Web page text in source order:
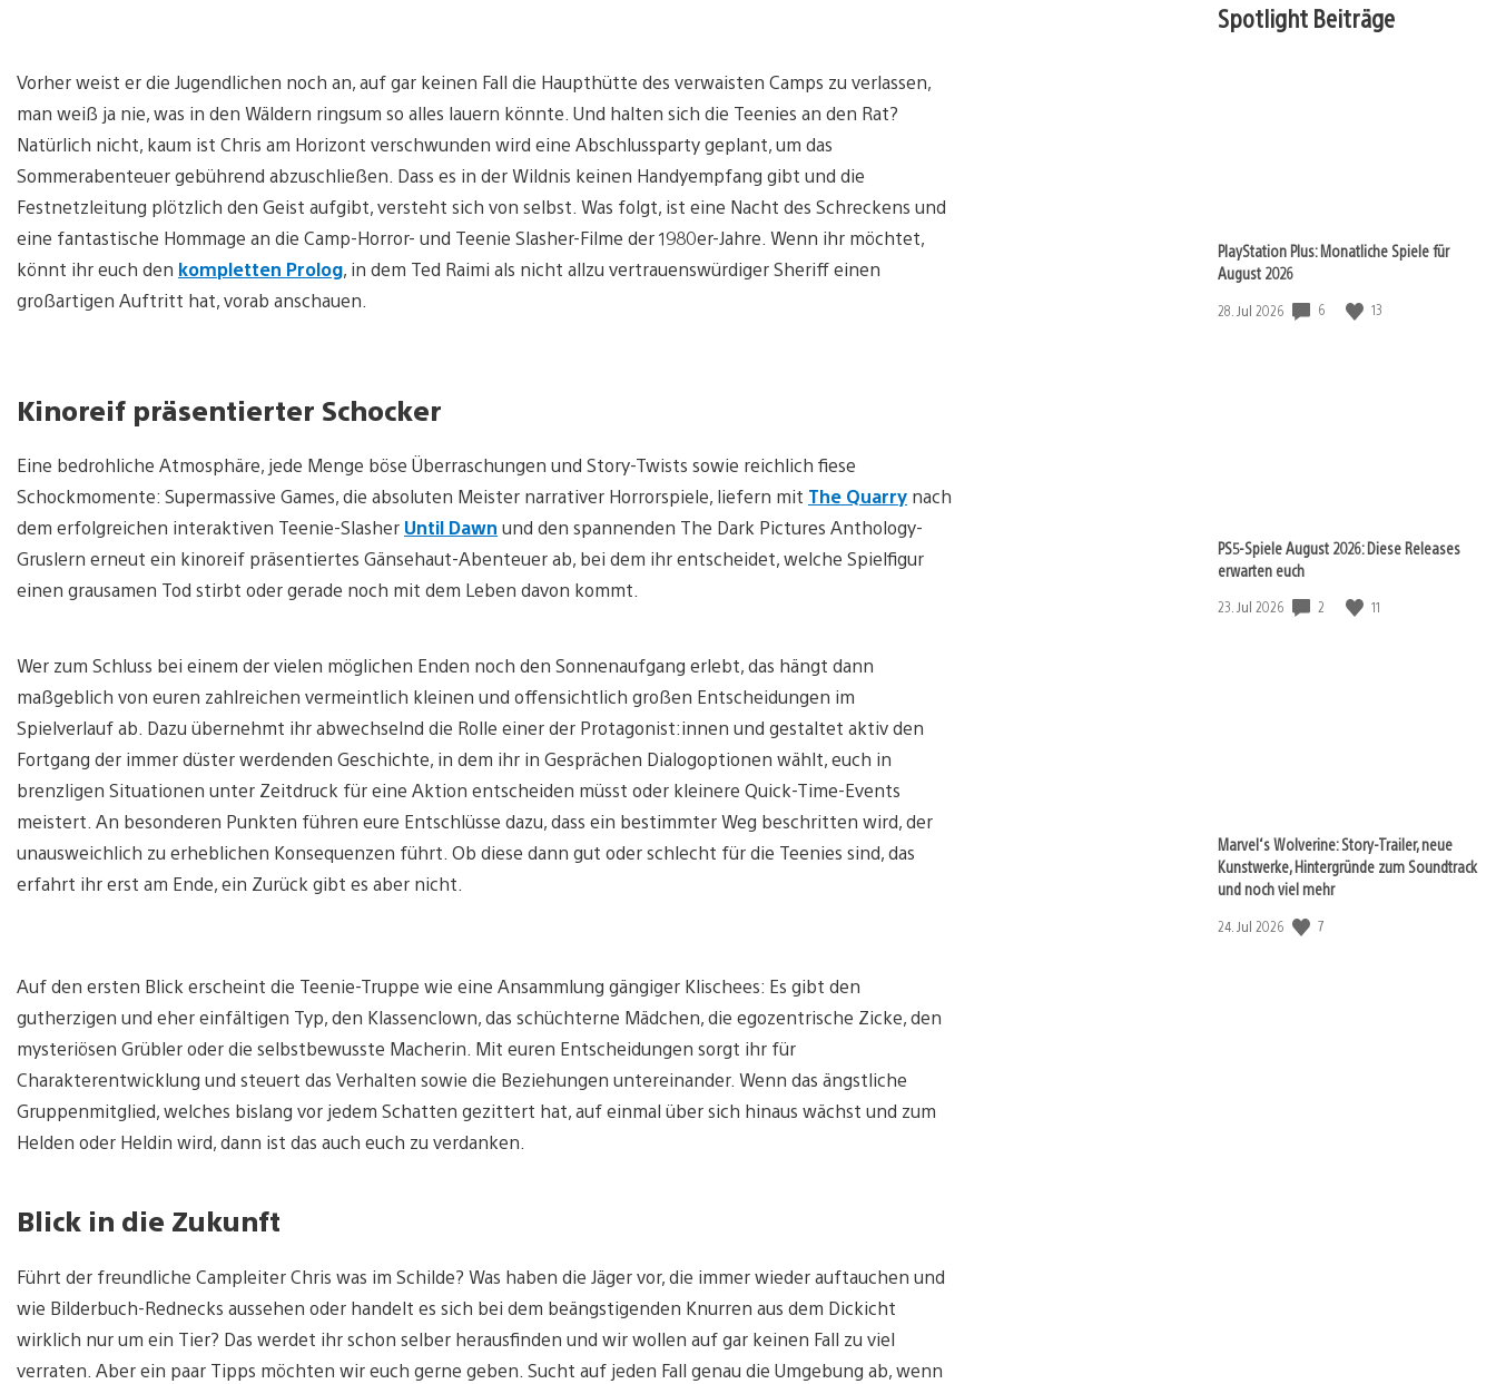
Vorher weist er die Jugendlichen noch an, auf gar keinen Fall die Haupthütte des verwaisten Camps zu verlassen,
man weiß ja nie, was in den Wäldern ringsum so alles lauern könnte. Und halten sich die Teenies an den Rat?
Natürlich nicht, kaum ist Chris am Horizont verschwunden wird eine Abschlussparty geplant, um das
Sommerabenteuer gebührend abzuschließen. Dass es in der Wildnis keinen Handyempfang gibt und die
Festnetzleitung plötzlich den Geist aufgibt, versteht sich von selbst. Was folgt, ist eine Nacht des Schreckens und
eine fantastische Hommage an die Camp-Horror- und Teenie Slasher-Filme der 1980er-Jahre. Wenn ihr möchtet,
könnt ihr euch den kompletten Prolog, in dem Ted Raimi als nicht allzu vertrauenswürdiger Sheriff einen
großartigen Auftritt hat, vorab anschauen.
Kinoreif präsentierter Schocker
Eine bedrohliche Atmosphäre, jede Menge böse Überraschungen und Story-Twists sowie reichlich fiese
Schockmomente: Supermassive Games, die absoluten Meister narrativer Horrorspiele, liefern mit The Quarry nach
dem erfolgreichen interaktiven Teenie-Slasher Until Dawn und den spannenden The Dark Pictures Anthology-
Gruslern erneut ein kinoreif präsentiertes Gänsehaut-Abenteuer ab, bei dem ihr entscheidet, welche Spielfigur
einen grausamen Tod stirbt oder gerade noch mit dem Leben davon kommt.
Wer zum Schluss bei einem der vielen möglichen Enden noch den Sonnenaufgang erlebt, das hängt dann
maßgeblich von euren zahlreichen vermeintlich kleinen und offensichtlich großen Entscheidungen im
Spielverlauf ab. Dazu übernehmt ihr abwechselnd die Rolle einer der Protagonist:innen und gestaltet aktiv den
Fortgang der immer düster werdenden Geschichte, in dem ihr in Gesprächen Dialogoptionen wählt, euch in
brenzligen Situationen unter Zeitdruck für eine Aktion entscheiden müsst oder kleinere Quick-Time-Events
meistert. An besonderen Punkten führen eure Entschlüsse dazu, dass ein bestimmter Weg beschritten wird, der
unausweichlich zu erheblichen Konsequenzen führt. Ob diese dann gut oder schlecht für die Teenies sind, das
erfahrt ihr erst am Ende, ein Zurück gibt es aber nicht.
Auf den ersten Blick erscheint die Teenie-Truppe wie eine Ansammlung gängiger Klischees: Es gibt den
gutherzigen und eher einfältigen Typ, den Klassenclown, das schüchterne Mädchen, die egozentrische Zicke, den
mysteriösen Grübler oder die selbstbewusste Macherin. Mit euren Entscheidungen sorgt ihr für
Charakterentwicklung und steuert das Verhalten sowie die Beziehungen untereinander. Wenn das ängstliche
Gruppenmitglied, welches bislang vor jedem Schatten gezittert hat, auf einmal über sich hinaus wächst und zum
Helden oder Heldin wird, dann ist das auch euch zu verdanken.
Blick in die Zukunft
Führt der freundliche Campleiter Chris was im Schilde? Was haben die Jäger vor, die immer wieder auftauchen und
wie Bilderbuch-Rednecks aussehen oder handelt es sich bei dem beängstigenden Knurren aus dem Dickicht
wirklich nur um ein Tier? Das werdet ihr schon selber herausfinden und wir wollen auf gar keinen Fall zu viel
verraten. Aber ein paar Tipps möchten wir euch gerne geben. Sucht auf jeden Fall genau die Umgebung ab, wenn
Spotlight Beiträge
PlayStation Plus: Monatliche Spiele für
August 2026
Veröffentlichungsdatum:
28. Jul 2026 6 13
PS5-Spiele August 2026: Diese Releases
erwarten euch
Veröffentlichungsdatum:
23. Jul 2026 2 11
Marvel‘s Wolverine: Story-Trailer, neue
Kunstwerke, Hintergründe zum Soundtrack
und noch viel mehr
Veröffentlichungsdatum:
24. Jul 2026 7